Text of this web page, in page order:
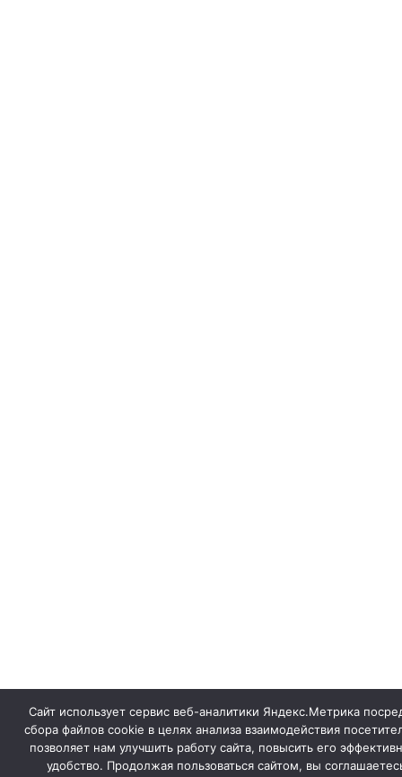
Сайт использует сервис веб-аналитики Яндекс.Метрика
сбора файлов cookie в целях анализа взаимодействия
позволяет нам улучшить работу сайта, повысить его
удобство. Продолжая пользоваться сайтом, вы